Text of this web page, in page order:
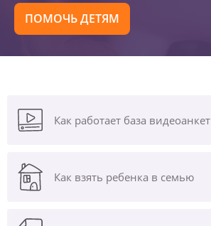
ПОМОЧЬ ДЕТЯМ
Как работает база видеоанкет
Как взять ребенка в семью